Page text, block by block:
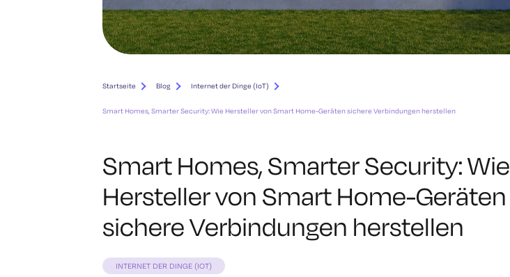
Startseite Blog Internet der Dinge (IoT)
Smart Homes, Smarter Security: Wie Hersteller von Smart Home-Geräten sichere Verbindungen herstellen
Smart Homes, Smarter Security: Wie
Hersteller von Smart Home-Geräten
sichere Verbindungen herstellen
INTERNET DER DINGE (IOT)